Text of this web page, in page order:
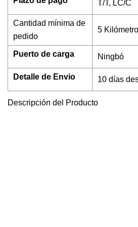
T/T, LC/C
Cantidad mínima de
pedido
5
Puerto de carga Ningbó
Detalle de Envio 10 días
Descripción del Producto